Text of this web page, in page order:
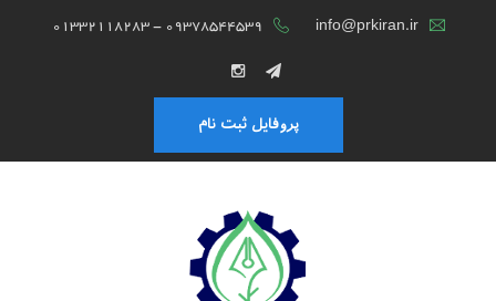
01332118283 - 09378544539 info@prkiran.ir
پروفایل ثبت نام